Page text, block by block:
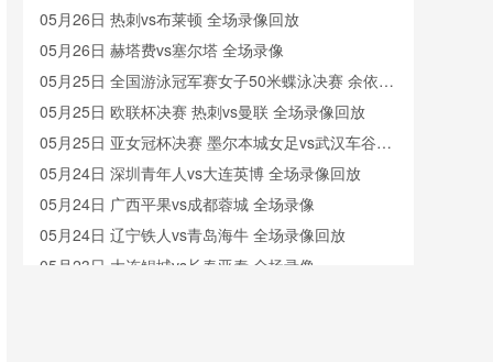
05月26日 热刺vs布莱顿 全场录像回放
05月26日 赫塔费vs塞尔塔 全场录像
05月25日 全国游泳冠军赛女子50米蝶泳决赛 余依婷
全场录像回放
05月25日 欧联杯决赛 热刺vs曼联 全场录像回放
05月25日 亚女冠杯决赛 墨尔本城女足vs武汉车谷江
大女足 全场录像回放
05月24日 深圳青年人vs大连英博 全场录像回放
05月24日 广西平果vs成都蓉城 全场录像
05月24日 辽宁铁人vs青岛海牛 全场录像回放
05月23日 大连鲲城vs长春亚泰 全场录像